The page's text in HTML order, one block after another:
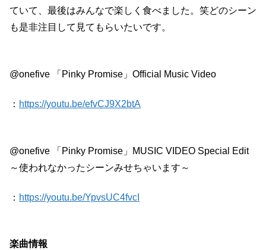
ていて、最後はみんなで楽しく食べました。笑どのシーン
も是非注目して見てもらいたいです。
@onefive 「Pinky Promise」Official Music Video
： https://youtu.be/efvCJ9X2btA
@onefive 「Pinky Promise」MUSIC VIDEO Special Edit
～使われなかったシーンみせちゃいます～
： https://youtu.be/YpvsUC4fvcI
楽曲情報